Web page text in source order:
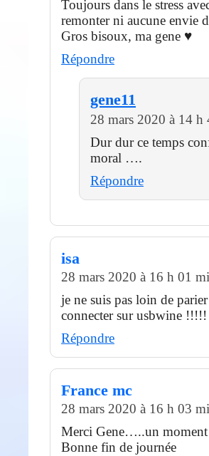
Toujours dans le stress
remonter ni aucune envie
Gros bisoux, ma gene ♥
Répondre
gene11
28 mars 2020 à 14 h
Dur dur ce temps
moral ….
Répondre
isa
28 mars 2020 à 16 h 01
je ne suis pas loin de
connecter sur usbwine !!!!!
Répondre
France mc
28 mars 2020 à 16 h 03
Merci Gene…..un
Bonne fin de journée